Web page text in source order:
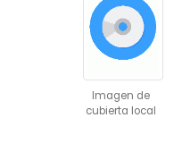
Imagen de
cubierta local